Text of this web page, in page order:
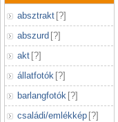
absztrakt [?]
abszurd [?]
akt [?]
állatfotók [?]
barlangfotók [?]
családi/emlékkép [?]